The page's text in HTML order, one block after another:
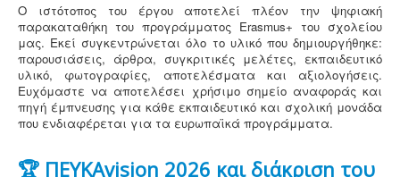
Ο ιστότοπος του έργου αποτελεί πλέον την ψηφιακή
παρακαταθήκη του προγράμματος Erasmus+ του σχολείου
μας. Εκεί συγκεντρώνεται όλο το υλικό που δημιουργήθηκε:
παρουσιάσεις, άρθρα, συγκριτικές μελέτες, εκπαιδευτικό
υλικό, φωτογραφίες, αποτελέσματα και αξιολογήσεις.
Ευχόμαστε να αποτελέσει χρήσιμο σημείο αναφοράς και
πηγή έμπνευσης για κάθε εκπαιδευτικό και σχολική μονάδα
που ενδιαφέρεται για τα ευρωπαϊκά προγράμματα.
🏆 ΠΕΥΚΑvision 2026 και διάκριση του